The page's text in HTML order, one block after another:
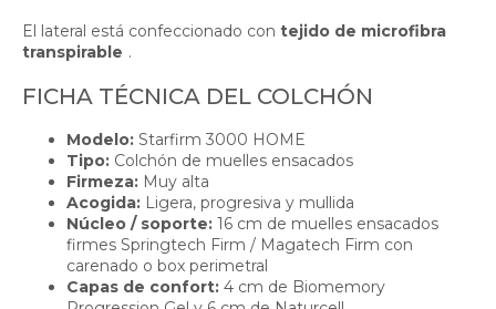
El lateral está confeccionado con tejido de microfibra
transpirable .
FICHA TÉCNICA DEL COLCHÓN
Modelo: Starfirm 3000 HOME
Tipo: Colchón de muelles ensacados
Firmeza: Muy alta
Acogida: Ligera, progresiva y mullida
Núcleo / soporte: 16 cm de muelles ensacados
firmes Springtech Firm / Magatech Firm con
carenado o box perimetral
Capas de confort: 4 cm de Biomemory